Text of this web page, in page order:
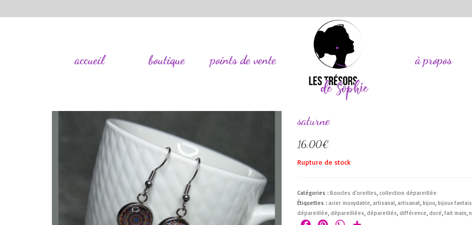
accueil boutique points de vente à propos
saturne
16,00€
Rupture de stock
Catégories : Boucles d'oreilles, collection dépareillée
Étiquettes : acier inoxydable, artisanal, artisanat,bijou,bijoux
dépareillée, dépareillées, dépareillés, différence, doré,fait main,